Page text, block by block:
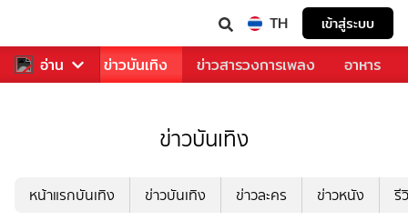
TH เข้าสู่ระบบ
อ่าน
ฬา ข่าว ข่าวบันเทิง ข่าวสารวงการเพลง อาหาร
ข่าวบันเทิง
หน้าแรกบันเทิง ข่าวบันเทิง ข่าวละคร ข่าวหนัง รี